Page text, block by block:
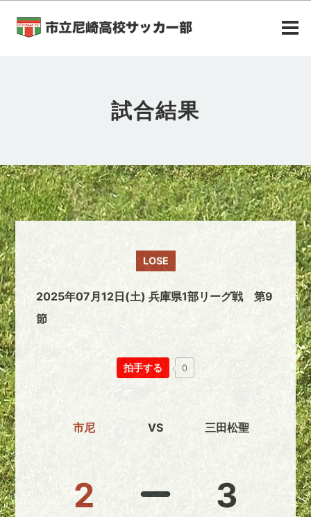
試合結果
LOSE
2025年07月12日(土) 兵庫県1部リーグ戦 第9
節
拍手する 0
市尼
2
VS 三田松聖
3